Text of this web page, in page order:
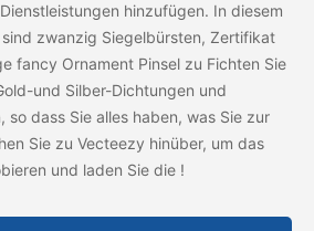
hinzufügen. In diesem
zwanzig Siegelbürsten, Zertifikat
fancy Ornament Pinsel zu Fichten Sie
und Silber-Dichtungen und
dass Sie alles haben, was Sie zur
Sie zu Vecteezy hinüber, um das
und laden Sie die !